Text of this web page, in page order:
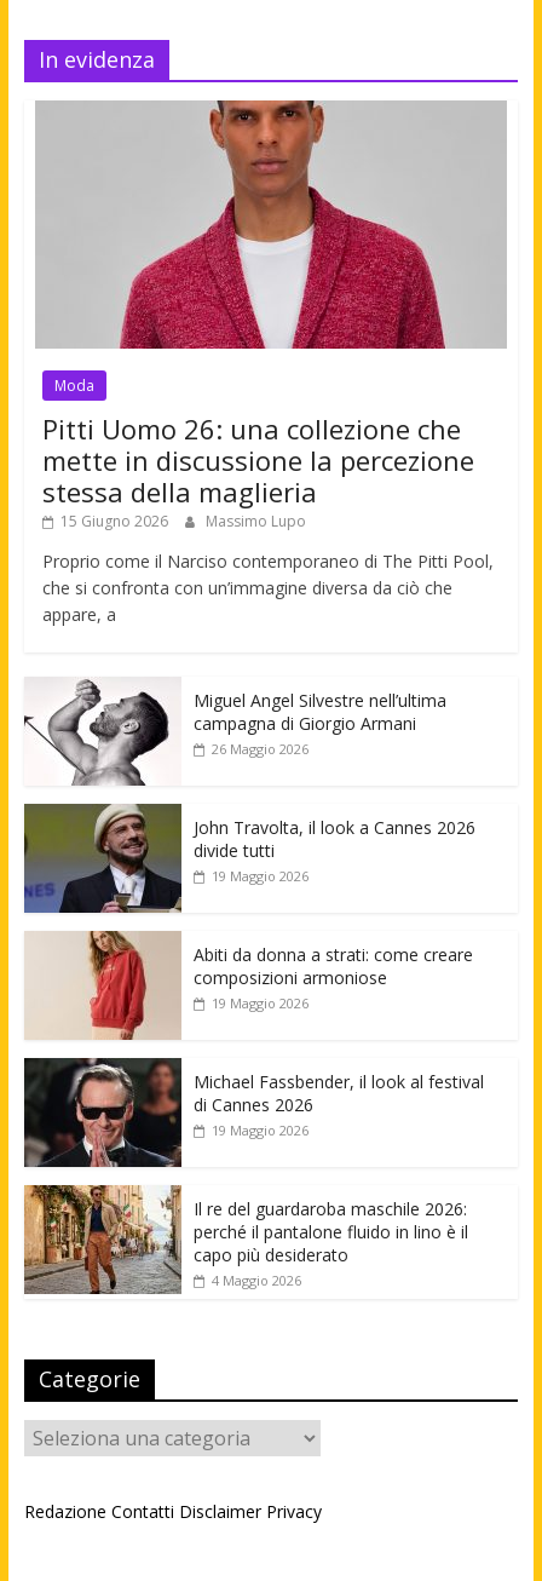
In evidenza
Moda
Pitti Uomo 26: una collezione che
mette in discussione la percezione
stessa della maglieria
15 Giugno 2026 Massimo Lupo
Proprio come il Narciso contemporaneo di The Pitti Pool,
che si confronta con un’immagine diversa da ciò che
appare, a
Miguel Angel Silvestre nell’ultima
campagna di Giorgio Armani
26 Maggio 2026
John Travolta, il look a Cannes 2026
divide tutti
19 Maggio 2026
Abiti da donna a strati: come creare
composizioni armoniose
19 Maggio 2026
Michael Fassbender, il look al festival
di Cannes 2026
19 Maggio 2026
Il re del guardaroba maschile 2026:
perché il pantalone fluido in lino è il
capo più desiderato
4 Maggio 2026
Categorie
Categorie
Redazione Contatti Disclaimer Privacy